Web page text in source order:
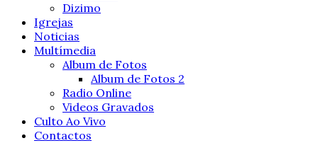
Dizimo
Igrejas
Noticias
Multímedia
Album de Fotos
Album de Fotos 2
Radio Online
Videos Gravados
Culto Ao Vivo
Contactos